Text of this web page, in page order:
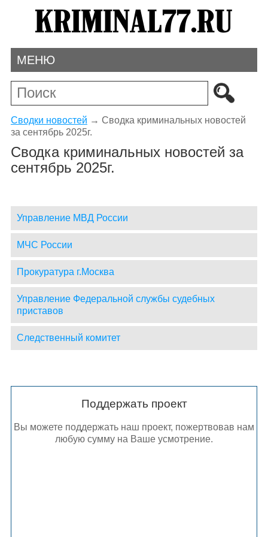
МЕНЮ
Сводки новостей → Сводка криминальных новостей
за сентябрь 2025г.
Сводка криминальных новостей за
сентябрь 2025г.
Управление МВД России
МЧС России
Прокуратура г.Москва
Управление Федеральной службы судебных
приставов
Следственный комитет
Поддержать проект
Вы можете поддержать наш проект, пожертвовав нам
любую сумму на Ваше усмотрение.